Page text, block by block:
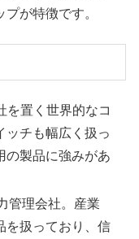
が特徴です。
を置く世界的なコ
ッチも幅広く扱っ
の製品に強みがあ
管理会社。産業
を扱っており、信